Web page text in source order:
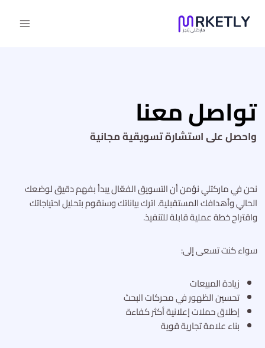
تواصل معنا
واحصل على استشارة تسويقية مجانية
نحن في ماركتلي نؤمن أن التسويق الفعّال يبدأ بفهم دقيق لوضعك
الحالي وأهدافك المستقبلية. اترك بياناتك وسنقوم بتحليل احتياجاتك
واقتراح خطة عملية قابلة للتنفيذ.
سواء كنت تسعى إلى:
زيادة المبيعات
تحسين الظهور في محركات البحث
إطلاق حملات إعلانية أكثر كفاءة
بناء علامة تجارية قوية